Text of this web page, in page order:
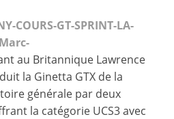
COURS-GT-SPRINT-LA-
au Britannique Lawrence
la Ginetta GTX de la
générale par deux
la catégorie UCS3 avec